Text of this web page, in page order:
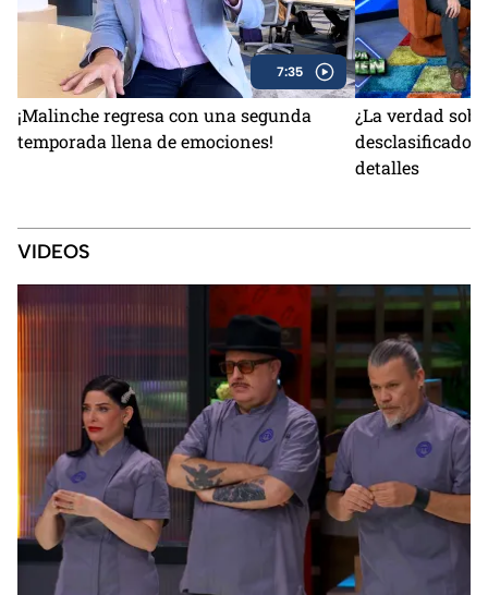
7:35
¡Malinche regresa con una segunda
temporada llena de emociones!
¿La verdad
detalles
VIDEOS